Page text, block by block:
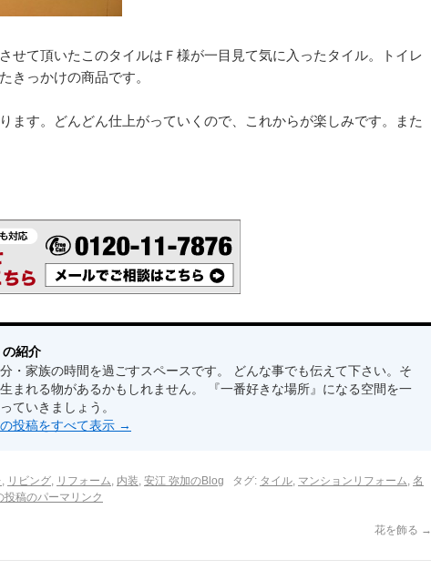
せて頂いたこのタイルはＦ様が一目見て気に入ったタイル。トイレ
きっかけの商品です。
ます。どんどん仕上がっていくので、これからが楽しみです。また
紹介
・家族の時間を過ごすスペースです。 どんな事でも伝えて下さい。そ
まれる物があるかもしれません。 『一番好きな場所』になる空間を一
ていきましょう。
投稿をすべて表示 →
, リビング, リフォーム, 内装, 安江 弥加のBlog タグ: タイル, マンションリフォーム, 名
投稿のパーマリンク
花を飾る →